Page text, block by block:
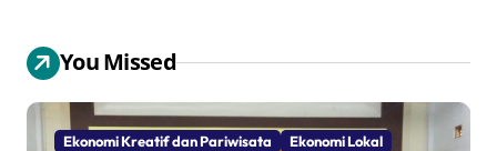
You Missed
Ekonomi Kreatif dan Pariwisata
Ekonomi Lokal